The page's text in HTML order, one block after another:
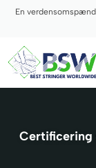
HopEn
Certificering